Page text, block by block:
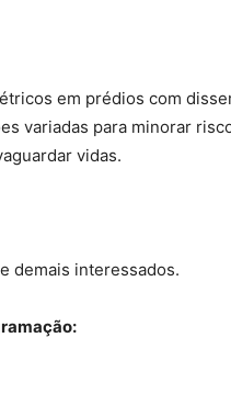
em prédios com
variadas para minorar
vidas.
demais interessados.